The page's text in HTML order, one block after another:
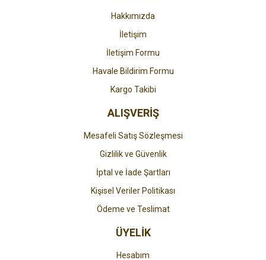
Hakkımızda
İletişim
İletişim Formu
Havale Bildirim Formu
Kargo Takibi
ALIŞVERİŞ
Mesafeli Satış Sözleşmesi
Gizlilik ve Güvenlik
İptal ve İade Şartları
Kişisel Veriler Politikası
Ödeme ve Teslimat
ÜYELİK
Hesabım